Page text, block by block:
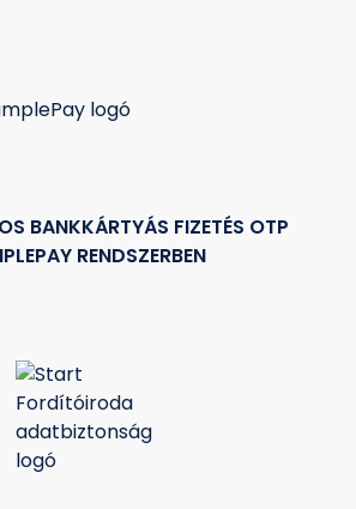
BANKKÁRTYÁS FIZETÉS OTP
RENDSZERBEN